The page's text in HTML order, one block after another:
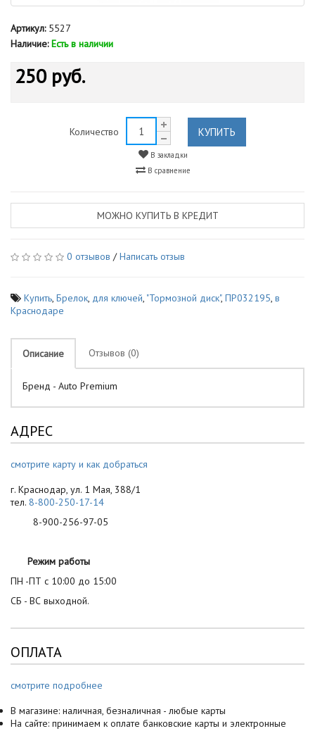
Артикул:5527
Наличие: Есть в наличии
250 руб.
Количество КУПИТЬ
В закладки
В сравнение
МОЖНО КУПИТЬ В КРЕДИТ
0 отзывов /Написать отзыв
Купить, Брелок, для ключей, "Тормозной диск", ПР032195, в
Краснодаре
Описание Отзывов (0)
Бренд - Auto Premium
АДРЕС
смотрите карту и как добраться
г. Краснодар, ул. 1 Мая, 388/1
тел. 8-800-250-17-14
8-900-256-97-05
Режим работы
ПН -ПТ с 10:00 до 15:00
СБ - ВС выходной.
ОПЛАТА
смотрите подробнее
В магазине: наличная, безналичная - любые карты
На сайте: принимаем к оплате банковские карты и электронные